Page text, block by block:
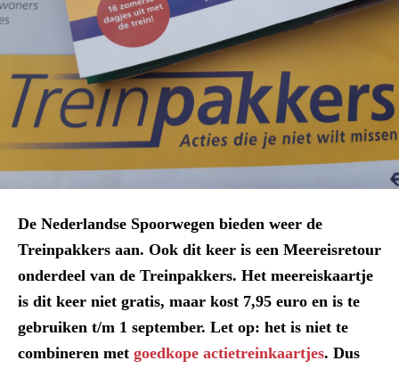
De Nederlandse Spoorwegen bieden weer de
Treinpakkers aan. Ook dit keer is een Meereisretour
onderdeel van de Treinpakkers. Het meereiskaartje
is dit keer niet gratis, maar kost 7,95 euro en is te
gebruiken t/m 1 september. Let op: het is niet te
combineren met goedkope actietreinkaartjes. Dus